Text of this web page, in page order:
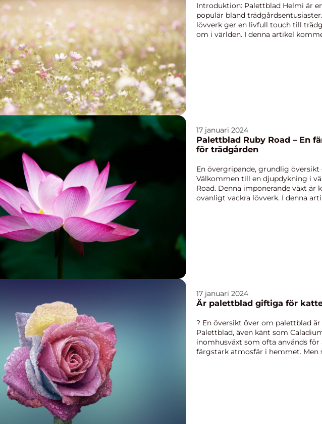
Introduktion: Palettblad Helmi är
populär bland
lövverk ger en livfull touch till
om i världen. I denna artikel
17 januari 2024
Palettblad Ruby Road – En
för trädgården
En övergripande, grundlig översikt
Välkommen till en djupdykning i
Road. Denna imponerande växt är
ovanligt vackra lövverk. I denna
17 januari 2024
Är palettblad giftiga för
? En översikt över om palettblad
Palettblad, även känt som
inomhusväxt som ofta används för
färgstark atmosfär i hemmet. Men